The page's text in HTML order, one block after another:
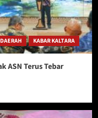
KABAR KALTARA
ASN Terus Tebar